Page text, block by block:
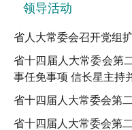
领导活动
省人大常委会召开党组
省十四届人大常委会第
事任免事项 信长星主持
省十四届人大常委会第
省十四届人大常委会第